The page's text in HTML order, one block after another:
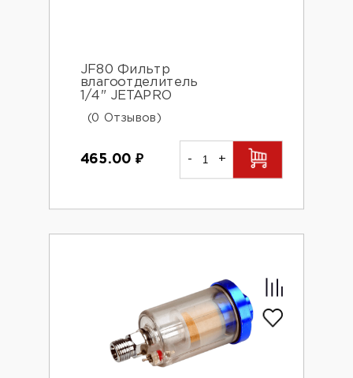
JF80 Фильтр
влагоотделитель
1/4" JETAPRO
(0 Отзывов)
465.00 ₽ - +